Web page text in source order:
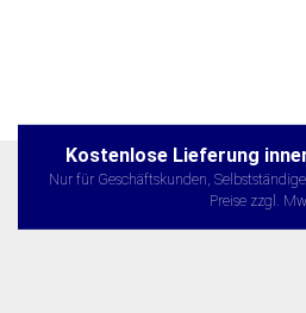
Kostenlose Lieferung
Nur für Geschäftskunden,
Preise zzgl.